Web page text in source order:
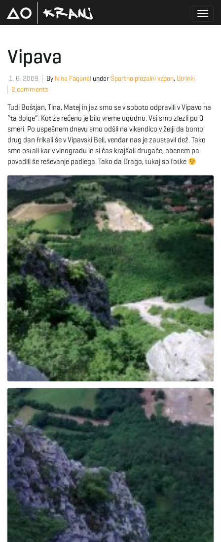
g
l
e
n
a
v
t
Vipava
1. 6. 2009 By Nina Faganel under Športno plezalni vzpon, Utrinki
2 comments
Tudi Boštjan, Tina, Matej in jaz smo se v soboto odpravili v Vipavo na
“ta dolge”. Kot že rečeno je bilo vreme ugodno. Vsi smo zlezli po 3
smeri. Po uspešnem dnevu smo odšli na vikendico v želji da bomo
drug dan frikali še v Vipavski Beli, vendar nas je zaustavil dež. Tako
smo ostali kar v vinogradu in si čas krajšali drugače, obenem pa
povadili še reševanje padlega. Tako da Drago, tukaj so fotke